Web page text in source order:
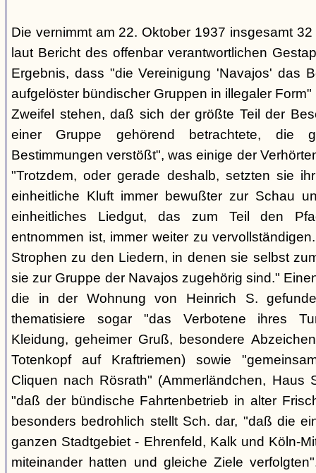
Die vernimmt am 22. Oktober 1937 insgesamt
laut Bericht des offenbar verantwortlichen
Ergebnis, dass "die Vereinigung 'Navajos' das
aufgelöster bündischer Gruppen in illegaler
Zweifel stehen, daß sich der größte Teil der
einer Gruppe gehörend betrachtete, die
Bestimmungen verstößt", was einige der
"Trotzdem, oder gerade deshalb, setzten sie
einheitliche Kluft immer bewußter zur Schau
einheitliches Liedgut, das zum Teil den
entnommen ist, immer weiter zu
Strophen zu den Liedern, in denen sie selbst
sie zur Gruppe der Navajos zugehörig sind."
die in der Wohnung von Heinrich S.
thematisiere sogar "das Verbotene ihres
Kleidung, geheimer Gruß, besondere
Totenkopf auf Kraftriemen) sowie
Cliquen nach Rösrath" (Ammerländchen, Haus
"daß der bündische Fahrtenbetrieb in alter
besonders bedrohlich stellt Sch. dar, "daß die
ganzen Stadtgebiet - Ehrenfeld, Kalk und Köln-
miteinander hatten und gleiche Ziele